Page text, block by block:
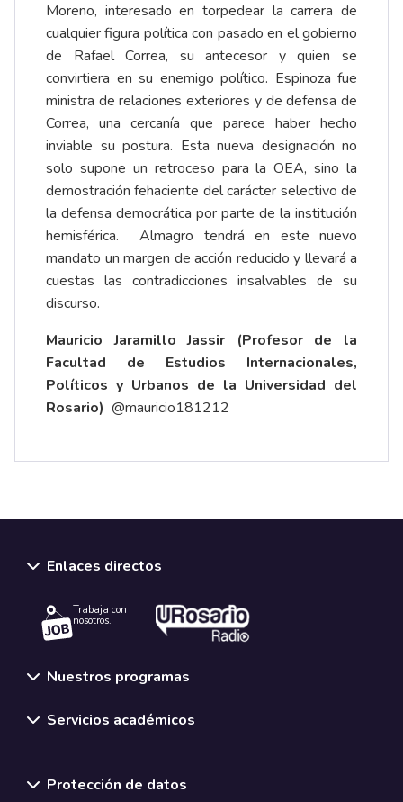
Moreno, interesado en torpedear la carrera de
cualquier figura política con pasado en el gobierno
de Rafael Correa, su antecesor y quien se
convirtiera en su enemigo político. Espinoza fue
ministra de relaciones exteriores y de defensa de
Correa, una cercanía que parece haber hecho
inviable su postura. Esta nueva designación no
solo supone un retroceso para la OEA, sino la
demostración fehaciente del carácter selectivo de
la defensa democrática por parte de la institución
hemisférica. Almagro tendrá en este nuevo
mandato un margen de acción reducido y llevará a
cuestas las contradicciones insalvables de su
discurso.
Mauricio Jaramillo Jassir (Profesor de la
Facultad de Estudios Internacionales,
Políticos y Urbanos de la Universidad del
Rosario) @mauricio181212
Enlaces directos
Trabaja con
nosotros.
Nuestros programas
Servicios académicos
Protección de datos